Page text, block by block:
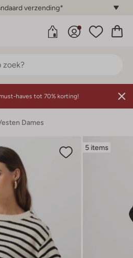
verzending*
haves tot 70% korting!
Dames
5 items